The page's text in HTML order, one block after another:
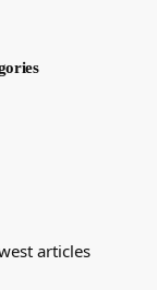
articles